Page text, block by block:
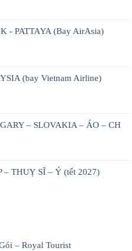
- PATTAYA (Bay AirAsia)
(bay Vietnam Airline)
– SLOVAKIA – ÁO – CH
– THUỴ SĨ – Ý (tết 2027)
– Royal Tourist